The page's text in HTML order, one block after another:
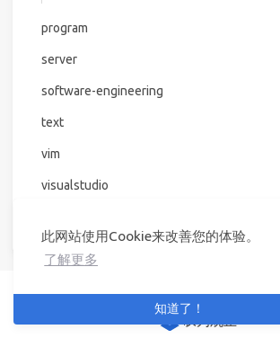
此网站使用Cookie来改善您的体验。
了解更多
知道了！
program
server
software-engineering
text
vim
visualstudio